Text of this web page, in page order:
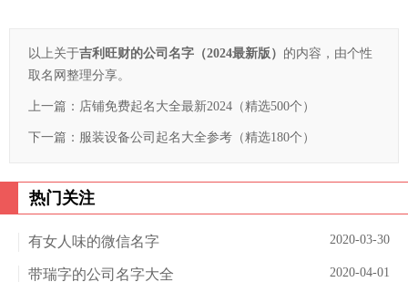
以上关于吉利旺财的公司名字（2024最新版） 的内容，由个性
取名网整理分享。
上一篇： 店铺免费起名大全最新2024（精选500个）
下一篇： 服装设备公司起名大全参考（精选180个）
热门关注
2020-03-30
有女人味的微信名字
2020-04-01
带瑞字的公司名字大全